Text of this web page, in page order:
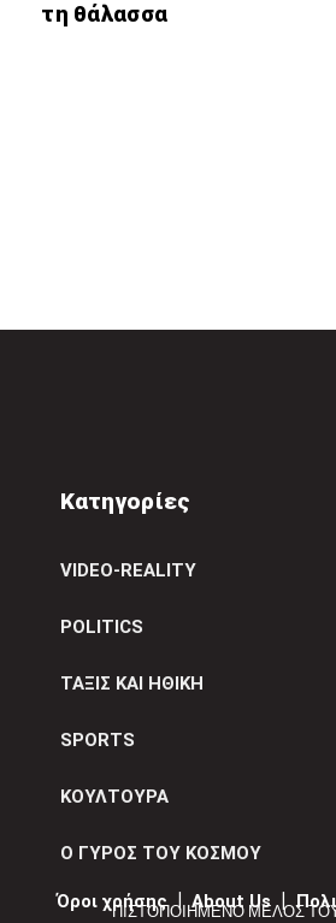
τη θάλασσα
Κατηγορίες
VIDEO-REALITY
POLITICS
ΤΑΞΙΣ ΚΑΙ ΗΘΙΚΗ
SPORTS
ΚΟΥΛΤΟΥΡΑ
Ο ΓΥΡΟΣ ΤΟΥ ΚΟΣΜΟΥ
ΠΙΣΤΟΠΟΙΗΜΕΝΟ ΜΕΛΟΣ
Όροι χρήσης | About Us |